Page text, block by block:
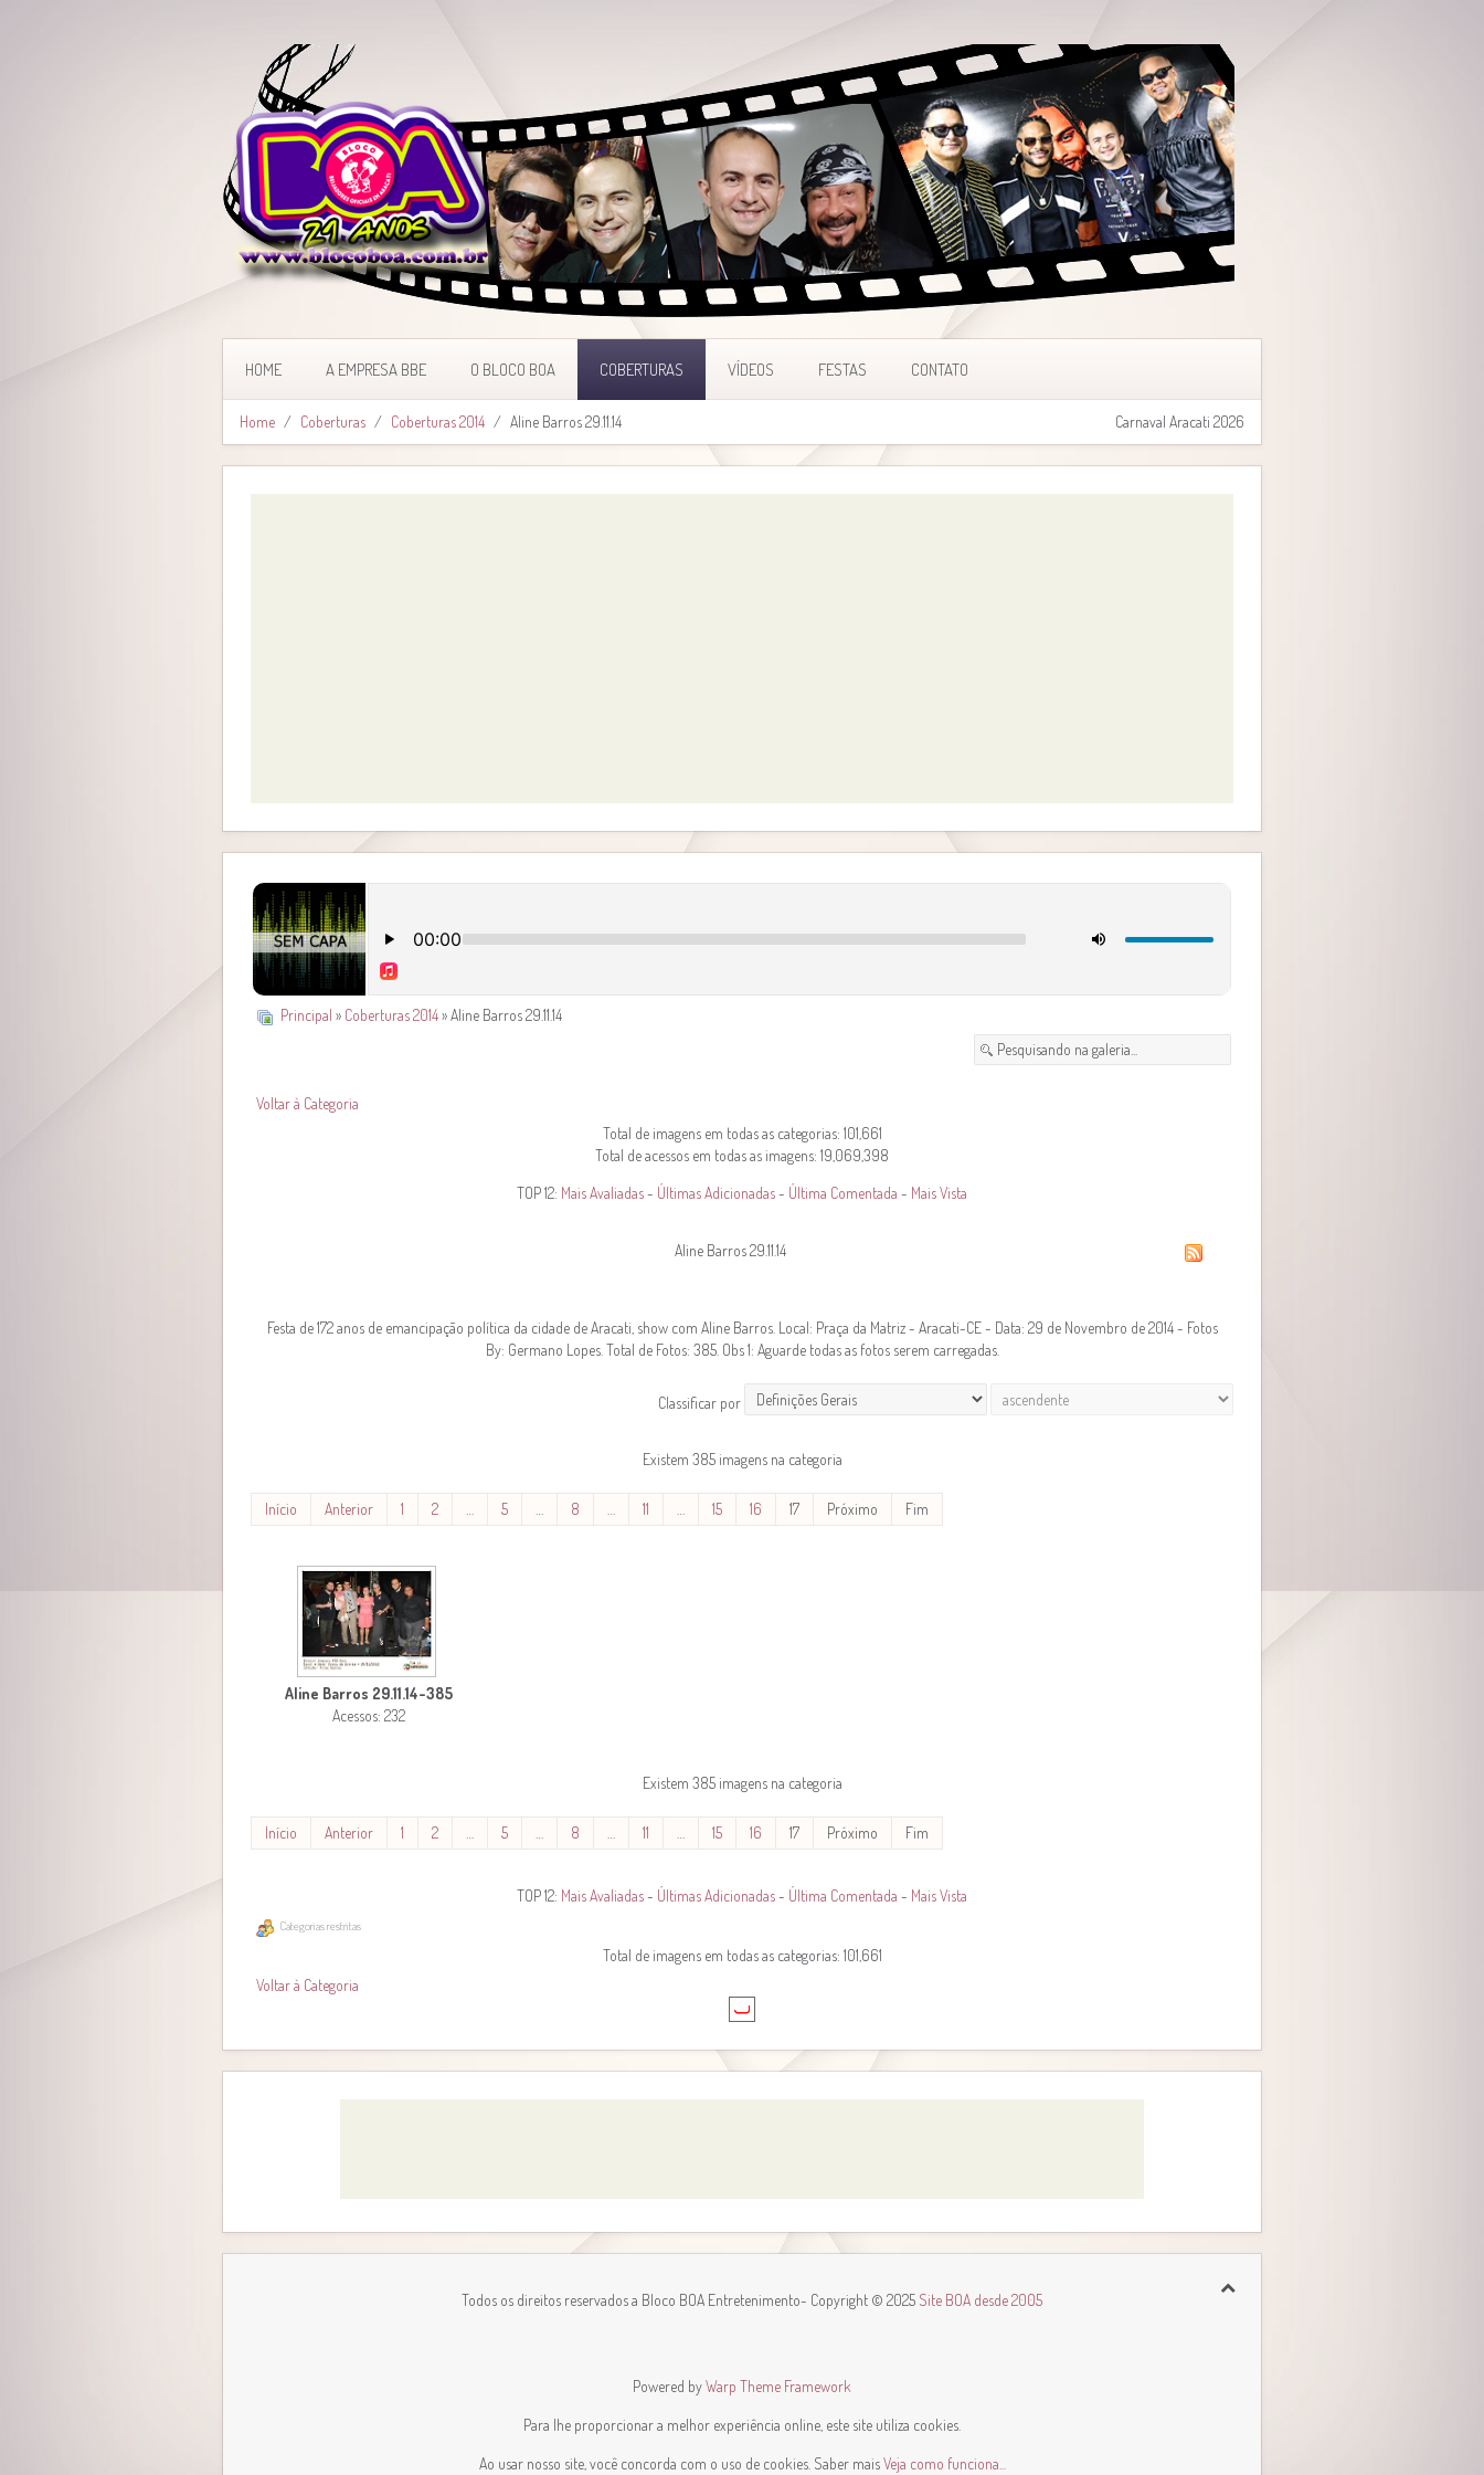
HOME A EMPRESA BBE O BLOCO BOA COBERTURAS VÍDEOS FESTAS CONTATO
Home Coberturas Coberturas 2014 Aline Barros 29.11.14 Carnaval Aracati 2026
Principal » Coberturas 2014» Aline Barros 29.11.14
Voltar à Categoria
Total de imagens em todas as categorias: 101,661
Total de acessos em todas as imagens: 19,069,398
TOP 12: Mais Avaliadas- Últimas Adicionadas- Última Comentada - Mais Vista
Aline Barros 29.11.14
Festa de 172 anos de emancipação política da cidade de Aracati, show com Aline Barros. Local: Praça da Matriz - Aracati-CE - Data: 29 de Novembro de 2014 - Fotos
By: Germano Lopes. Total de Fotos: 385. Obs 1: Aguarde todas as fotos serem carregadas.
Classificar por
Existem 385 imagens na categoria
Início Anterior 1 2 5 8 11 15 16 17 Próximo Fim
Aline Barros 29.11.14-385
Acessos: 232
Existem 385 imagens na categoria
Início Anterior 1 2 5 8 11 15 16 17 Próximo Fim
TOP 12: Mais Avaliadas- Últimas Adicionadas- Última Comentada - Mais Vista
Categorias restritas
Total de imagens em todas as categorias: 101,661
Voltar à Categoria
Todos os direitos reservados a Bloco BOA Entretenimento- Copyright © 2025 Site BOA desde 2005
Powered byWarp Theme Framework
Para lhe proporcionar a melhor experiência online, este site utiliza cookies.
Ao usar nosso site, você concorda com o uso de cookies. Saber maisVeja como funciona...